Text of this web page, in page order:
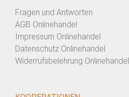
Fragen und Antworten
AGB Onlinehandel
Impressum Onlinehandel
Datenschutz Onlinehandel
Widerrufsbelehrung Onlinehandel